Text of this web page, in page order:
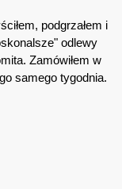
podgrzałem i
odlewy
Zamówiłem w
samego tygodnia.